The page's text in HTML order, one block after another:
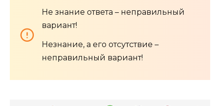
Не знание ответа – неправильный
вариант!
Незнание, а его отсутствие –
неправильный вариант!